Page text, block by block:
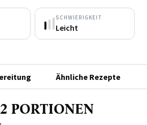
SCHWIERIGKEIT
Leicht
Ähnliche Rezepte
PORTIONEN